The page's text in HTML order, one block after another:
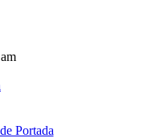
Portada